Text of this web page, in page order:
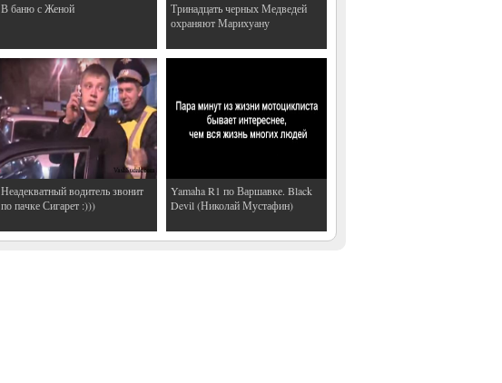
В баню с Женой
Тринадцать черных Медведей
охраняют Марихуану
Неадекватный водитель звонит
по пачке Сигарет :)))
Yamaha R1 по Варшавке. Black
Devil (Николай Мустафин)